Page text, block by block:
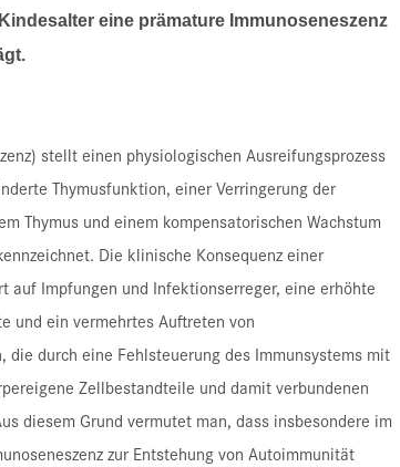
eine prämature Immunoseneszenz
stellt einen physiologischen Ausreifungsprozess
Thymusfunktion, einer Verringerung der
Thymus und einem kompensatorischen Wachstum
Die klinische Konsequenz einer
auf Impfungen und Infektionserreger, eine erhöhte
und ein vermehrtes Auftreten von
durch eine Fehlsteuerung des Immunsystems mit
Zellbestandteile und damit verbundenen
diesem Grund vermutet man, dass insbesondere im
zur Entstehung von Autoimmunität